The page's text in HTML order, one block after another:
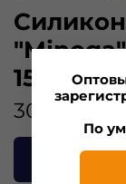
152мм,
301.00 ₽
По